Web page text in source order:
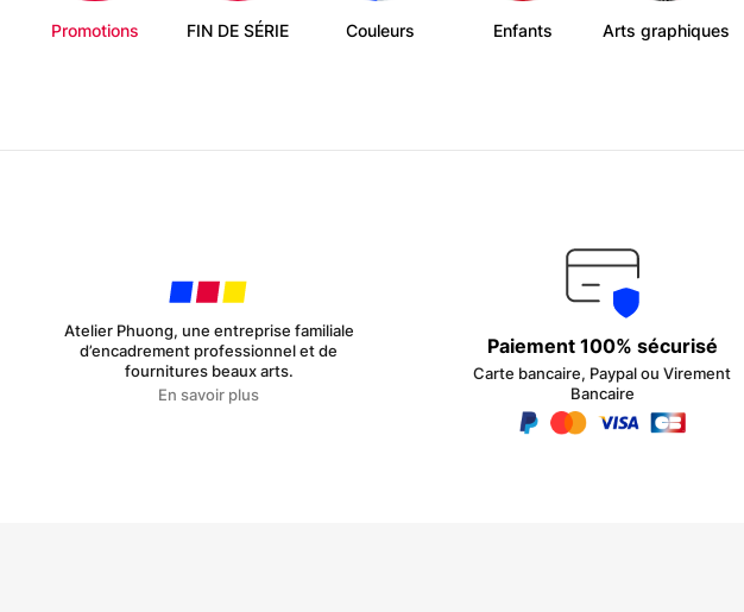
Promotions FIN DE SÉRIE Couleurs Enfants Arts graphiques
Atelier Phuong, une entreprise familiale
d’encadrement professionnel et de
fournitures beaux arts.
En savoir plus
Paiement 100% sécurisé
Carte bancaire, Paypal ou Virement
Bancaire